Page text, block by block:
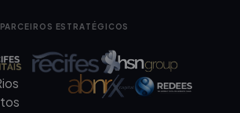
PARCEIROS ESTRATÉGICOS